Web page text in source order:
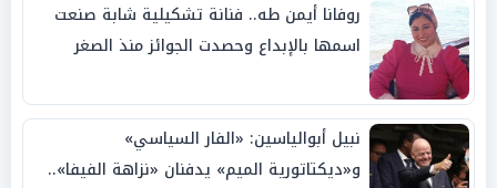
روفانا أيمن طه.. فنانة تشكيلية شابة صنعت
اسمها بالإبداع وحصدت الجوائز منذ الصغر
نبيل أبوالياسين: «الفار السياسي»
و«ديكتاتورية الميم» يدفنان «نزاهة الفيفا»..